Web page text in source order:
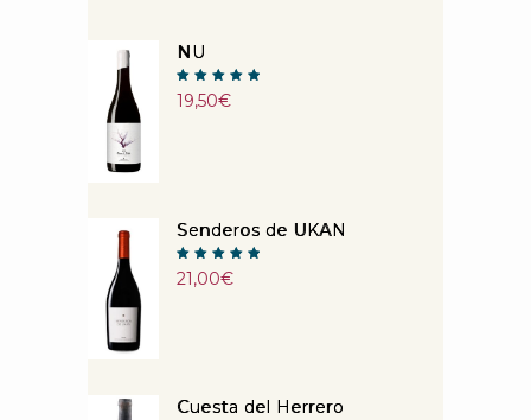
NU
Note
5.00
19,50€
Senderos de UKAN
Note
5.00
21,00€
Cuesta del Herrero